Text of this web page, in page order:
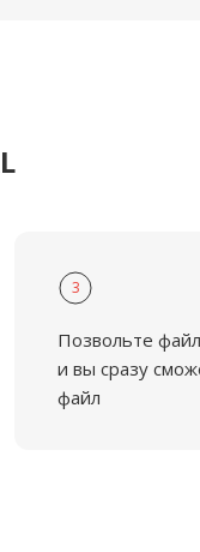
3
Позвольте
и вы сразу
файл